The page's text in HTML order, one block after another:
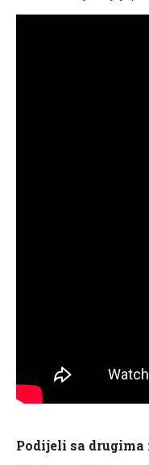
Podijeli sa drugima